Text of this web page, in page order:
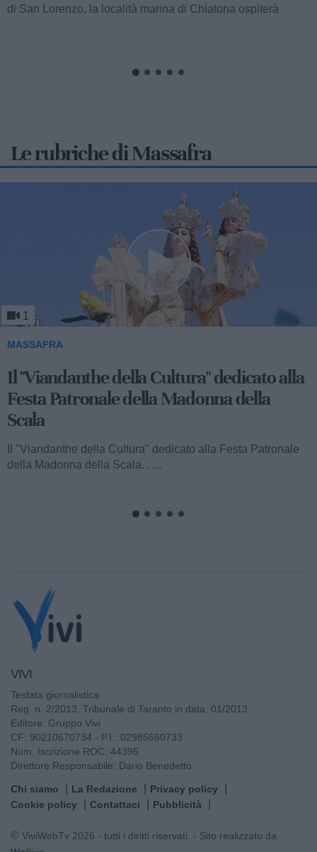
comunale guidata dalla sindaca Giancarla Zaccaro,
Le rubriche di Massafra
1
MASSAFRA
Viandanthe della Cultura: la "Chiesa
Rupestre della Buona Nuova"
Ecco a voi il terzo speciale del "Viandanthe della Cultura"
dedicato alla Madonna della Scala. Vi porteremo alla
scoperta della "Chiesa...
VIVI
Testata giornalistica
Reg. n. 2/2013, Tribunale di Taranto in data: 01/2013
Editore: Gruppo Vivi
CF: 90210670734 - P.I.: 02985660733
Num. Iscrizione ROC: 44396
Direttore Responsabile: Dario Benedetto
Chi siamo La Redazione
Privacy policy
Cookie policy
Contattaci Pubblicità
© ViviWebTv 2026 - tutti i diritti riservati. - Sito realizzato da